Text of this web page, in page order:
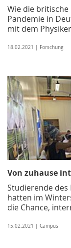
Wie die
Pandemie in
mit dem
18.02.2021 | Forschung
Von zuhause
Studierende des
hatten im
die Chance,
15.02.2021 | Campus